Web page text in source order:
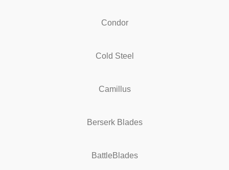
Condor
Cold Steel
Camillus
Berserk Blades
BattleBlades